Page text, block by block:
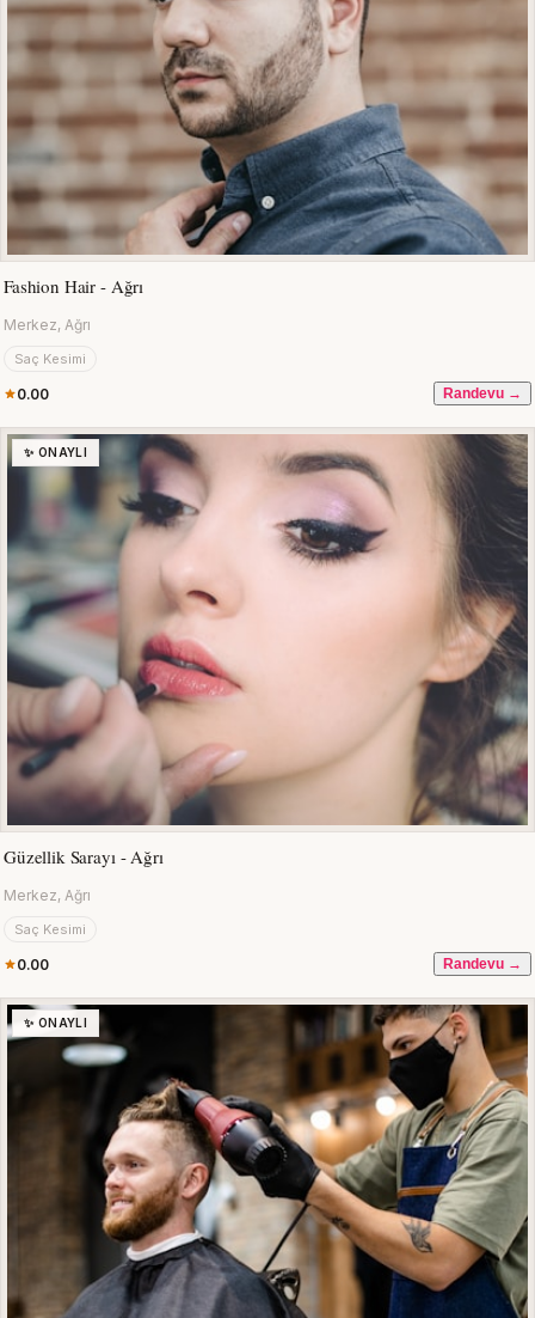
Fashion Hair - Ağrı
Merkez, Ağrı
Saç Kesimi
0.00 Randevu →
✨ ONAYLI
Güzellik Sarayı - Ağrı
Merkez, Ağrı
Saç Kesimi
0.00 Randevu →
✨ ONAYLI